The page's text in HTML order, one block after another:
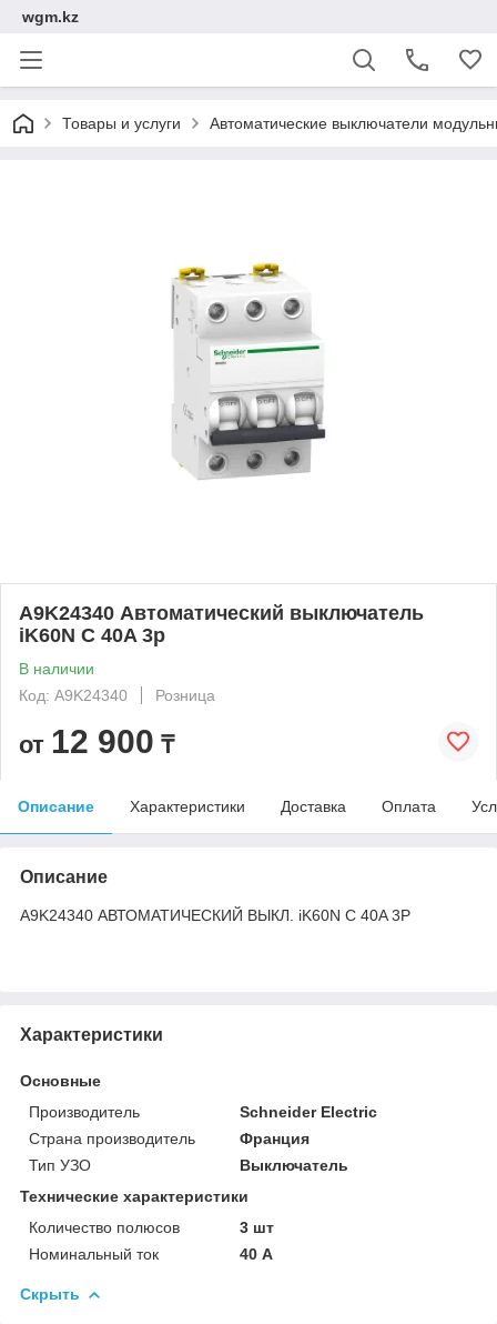
wgm.kz
Товары и услуги Автоматические выключатели
A9K24340 Автоматический выключатель
iK60N C 40A 3p
В наличии
Код: A9K24340
Розница
от 12 900 ₸
Описание Характеристики Доставка Оплата
Описание
A9K24340 АВТОМАТИЧЕСКИЙ ВЫКЛ. iK60N C 40A 3P
Характеристики
Основные
Производитель
Schneider Electric
Страна производитель
Франция
Тип УЗО
Выключатель
Технические характеристики
Количество полюсов
3 шт
Номинальный ток
40 А
Скрыть